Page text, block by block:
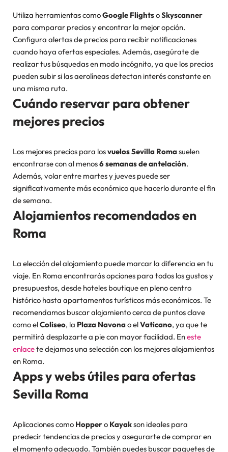
Utiliza herramientas comoGoogle FlightsoSkyscanner
para comparar precios y encontrar la mejor opción.
Configura alertas de precios para recibir notificaciones
cuando haya ofertas especiales. Además, asegúrate de
realizar tus búsquedas en modo incógnito, ya que los precios
pueden subir si las aerolíneas detectan interés constante en
una misma ruta.
Cuándo reservar para obtener
mejores precios
Los mejores precios para losvuelos Sevilla Romasuelen
encontrarse con al menos6 semanas de antelación.
Además, volar entre martes y jueves puede ser
significativamente más económico que hacerlo durante el fin
de semana.
Alojamientos recomendados en
Roma
La elección del alojamiento puede marcar la diferencia en tu
viaje. En Roma encontrarás opciones para todos los gustos y
presupuestos, desde hoteles boutique en pleno centro
histórico hasta apartamentos turísticos más económicos. Te
recomendamos buscar alojamiento cerca de puntos clave
como elColiseo, la Plaza Navonao elVaticano, ya que te
permitirá desplazarte a pie con mayor facilidad. Eneste
enlacete dejamos una selección con los mejores alojamientos
en Roma.
Apps y webs útiles para ofertas
Sevilla Roma
Aplicaciones como Hoppero Kayakson ideales para
predecir tendencias de precios y asegurarte de comprar en
el momento adecuado. También puedes buscar paquetes de